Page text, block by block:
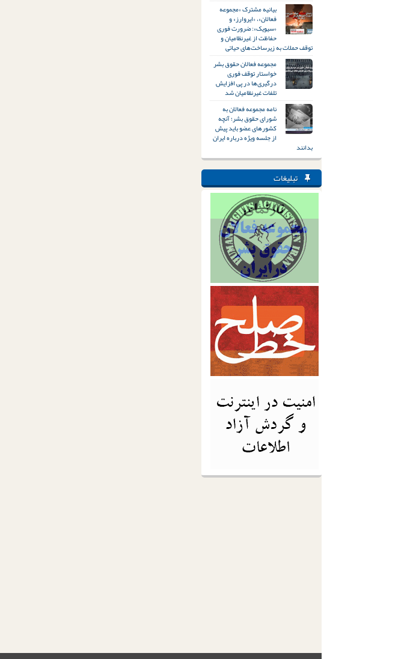
بیانیه مشترک «مجموعه
فعالان»، «ایروارز» و
«سیویک»: ضرورت فوری
حفاظت از غیرنظامیان و
توقف حملات به زیرساخت‌های حیاتی
مجموعه فعالان حقوق بشر
خواستار توقف فوری
درگیری‌ها در پی افزایش
تلفات غیرنظامیان شد
نامه مجموعه فعالان به
شورای حقوق بشر؛ آنچه
کشورهای عضو باید پیش
از جلسه ویژه درباره ایران
بدانند
تبلیغات